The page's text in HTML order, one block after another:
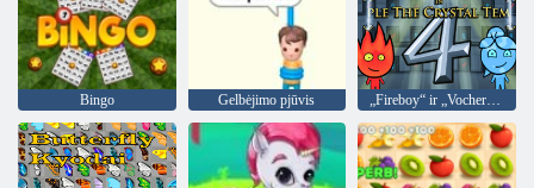
Bingo Gelbėjimo pjūvis „Fireboy“ ir „Vochergirl 4“: „Crystal Temple“